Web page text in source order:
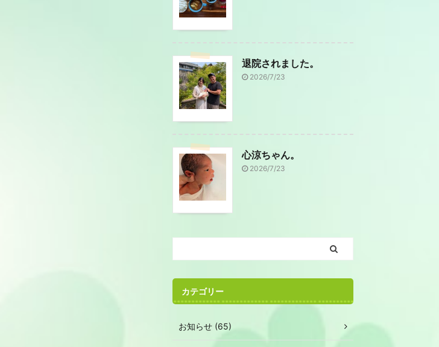
退院されました。
2026/7/23
心涼ちゃん。
2026/7/23
カテゴリー
お知らせ (65)